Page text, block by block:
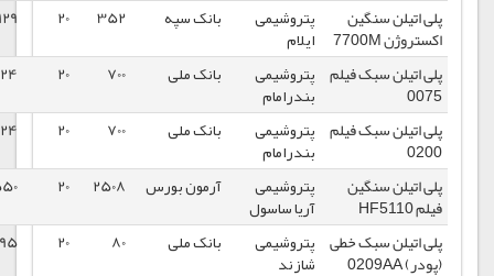
پتروشیمی
ایلام
بانک سپه 352
20
113129
1399/03/06
پتروشیمی
بندرامام
بانک ملی 700
20
106624
1399/03/06
پتروشیمی
بندرامام
بانک ملی 700
20
106624
1399/03/06
پتروشیمی
آریا ساسول
آرمون بورس 2508
20
98550
1399/03/06
پتروشیمی
شازند
بانک ملی 80
20
94595
1399/03/06